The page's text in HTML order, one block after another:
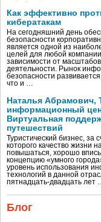
Как эффективно
кибератакам
На сегодняшний день
безопасности
является одной из
целей для любой
зависимости от
деятельности. Рынок
безопасности
что и …
Наталья Абрамович,
информационный
Виртуальная
путешествий
Туристический бизнес, за
которого качество жизни
повышаться, хорошо
концепцию «умного
уровень использования
технологий в данной
пятнадцать-двадцать лет …
Блог